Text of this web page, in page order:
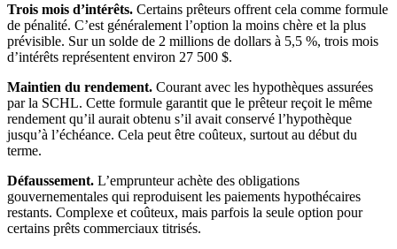
Trois mois d’intérêts. Certains prêteurs offrent cela comme formule
de pénalité. C’est généralement l’option la moins chère et la plus
prévisible. Sur un solde de 2 millions de dollars à 5,5 %, trois mois
d’intérêts représentent environ 27 500 $.
Maintien du rendement. Courant avec les hypothèques assurées
par la SCHL. Cette formule garantit que le prêteur reçoit le même
rendement qu’il aurait obtenu s’il avait conservé l’hypothèque
jusqu’à l’échéance. Cela peut être coûteux, surtout au début du
terme.
Défaussement. L’emprunteur achète des obligations
gouvernementales qui reproduisent les paiements hypothécaires
restants. Complexe et coûteux, mais parfois la seule option pour
certains prêts commerciaux titrisés.